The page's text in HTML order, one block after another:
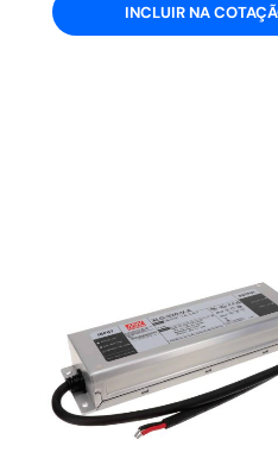
INCLUIR NA